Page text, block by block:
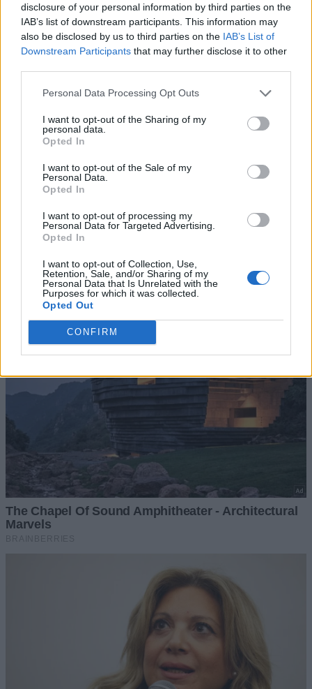
disclosure of your personal information by third parties on the
IAB’s list of downstream participants. This information may
also be disclosed by us to third parties on the IAB’s List of
Downstream Participants that may further disclose it to other
Personal Data Processing Opt Outs
I want to opt-out of the Sharing of my
personal data.
Opted In
I want to opt-out of the Sale of my
Personal Data.
Opted In
I want to opt-out of processing my
Personal Data for Targeted Advertising.
Opted In
I want to opt-out of Collection, Use,
Retention, Sale, and/or Sharing of my
Personal Data that Is Unrelated with the
Purposes for which it was collected.
Opted Out
CONFIRM